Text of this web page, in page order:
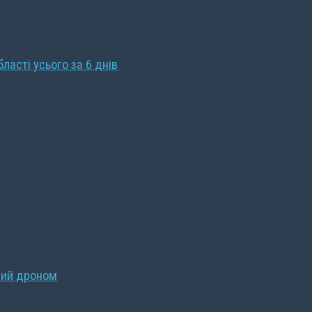
усього за 6 днів
дроном